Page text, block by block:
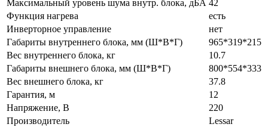
Максимальный уровень шума внутр. блока, дБА 42
Функция нагрева
есть
Инверторное управление
нет
Габариты внутреннего блока, мм (Ш*В*Г)
965*319*215
Вес внутреннего блока, кг
10.7
Габариты внешнего блока, мм (Ш*В*Г)
800*554*333
Вес внешнего блока, кг
37.8
Гарантия, м
12
Напряжение, В
220
Производитель
Lessar